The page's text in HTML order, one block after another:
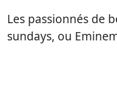
Les passionnés de
sundays, ou